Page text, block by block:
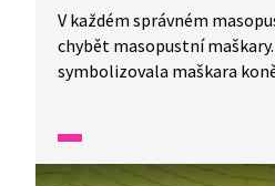
V každém správném
chybět masopustní
symbolizovala maškara
šablonu koně, provaz,
nůžky, zalamovací nůž, bílý